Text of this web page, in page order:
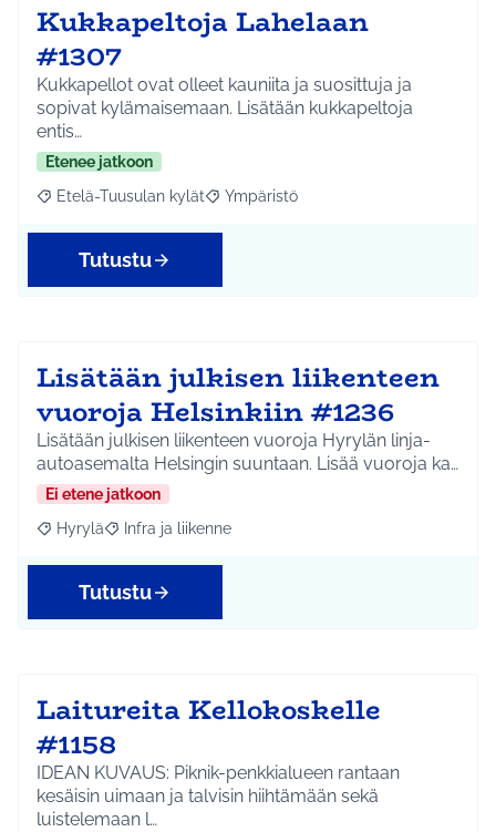
Kukkapeltoja Lahelaan
#1307
Kukkapellot ovat olleet kauniita ja suosittuja ja
sopivat kylämaisemaan. Lisätään kukkapeltoja
entis…
Etenee jatkoon
Rajaa tulokset aihepiirin mukaan: Etelä-Tuusulan kylät
Etelä-Tuusulan kylät Rajaa tulokset teeman mukaan:
Ympäristö
Tutustu
Lisätään julkisen liikenteen
vuoroja Helsinkiin #1236
Lisätään julkisen liikenteen vuoroja Hyrylän linja-
autoasemalta Helsingin suuntaan. Lisää vuoroja ka…
Ei etene jatkoon
Rajaa tulokset aihepiirin mukaan: Hyrylä
Hyrylä Rajaa tulokset teeman mukaan: Infra ja liikenne
Infra ja liikenne
Tutustu
Laitureita Kellokoskelle
#1158
IDEAN KUVAUS: Piknik-penkkialueen rantaan
kesäisin uimaan ja talvisin hiihtämään sekä
luistelemaan l…